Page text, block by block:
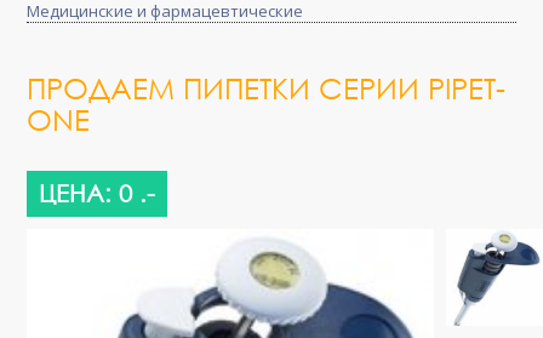
Медицинские и фармацевтические
ПРОДАЕМ ПИПЕТКИ СЕРИИ PIPET-
ONE
ЦЕНА: 0 .-